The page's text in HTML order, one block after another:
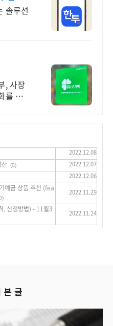
솔루션
, 사장
이끌
2022.12.08
(0) 2022.12.07
2022.12.06
예금 상품 추천 (fea
2022.11.29
, 신청방법) - 11월3
2022.11.24
본 글